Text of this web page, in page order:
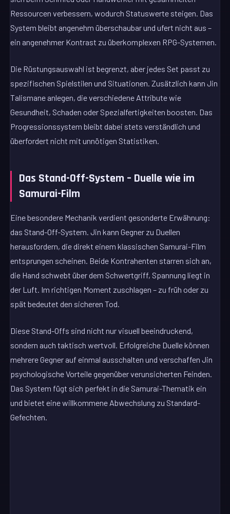
Ressourcen verbessern, wodurch Statuswerte steigen. Das
System bleibt angenehm überschaubar und ufert nicht aus –
ein angenehmer Kontrast zu überkomplexen RPG-Systemen.
Die Rüstungsauswahl ist begrenzt, aber jedes Set passt zu
spezifischen Spielstilen und Situationen. Zusätzlich kann Jin
Talismane anlegen, die verschiedene Attribute wie
Gesundheit, Schaden oder Spezialfertigkeiten boosten. Das
Progressionssystem bleibt dabei stets verständlich und
überfordert nicht mit unnötigen Statistiken.
Das Stand-Off-System – Duelle wie im
Samurai-Film
Eine besondere Mechanik verdient gesonderte Erwähnung:
das Stand-Off-System. Jin kann Gegner zu Duellen
herausfordern, die direkt einem klassischen Samurai-Film
entsprungen scheinen. Beide Kontrahenten starren sich an,
die Hand schwebt über dem Schwertgriff, Spannung liegt in
der Luft. Im richtigen Moment zuschlagen – zu früh oder zu
spät bedeutet den sicheren Tod.
Diese Stand-Offs sind nicht nur visuell beeindruckend,
sondern auch taktisch wertvoll. Erfolgreiche Duelle können
mehrere Gegner auf einmal ausschalten und verschaffen Jin
psychologische Vorteile gegenüber verunsicherten Feinden.
Das System fügt sich perfekt in die Samurai-Thematik ein
und bietet eine willkommene Abwechslung zu Standard-
Gefechten.